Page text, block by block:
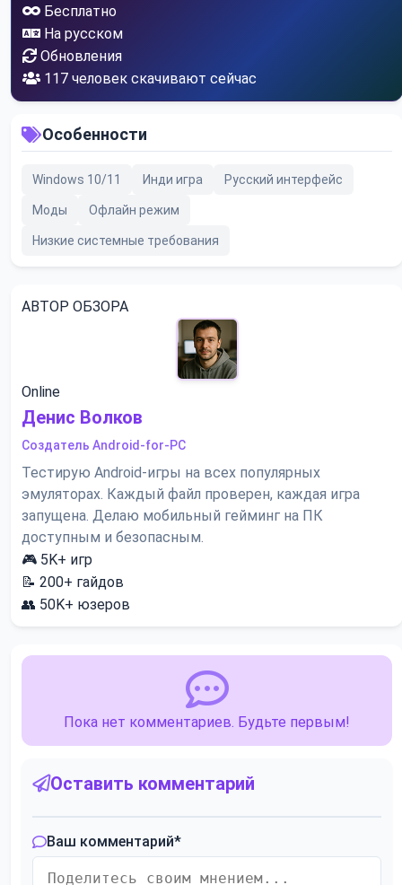
Бесплатно
На русском
Обновления
113 человек скачивают сейчас
Особенности
Windows 10/11 Инди игра Русский интерфейс
Моды Офлайн режим
Низкие системные требования
АВТОР ОБЗОРА
Online
Денис Волков
Создатель Android-for-PC
Тестирую Android-игры на всех популярных
эмуляторах. Каждый файл проверен, каждая игра
запущена. Делаю мобильный гейминг на ПК
доступным и безопасным.
🎮 5K+ игр
📝 200+ гайдов
👥 50K+ юзеров
Пока нет комментариев. Будьте первым!
Оставить комментарий
Ваш комментарий*